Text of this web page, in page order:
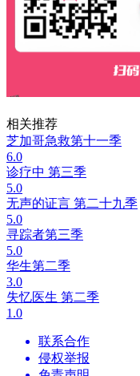
相关推荐
芝加哥急救第十一季
6.0
诊疗中 第三季
5.0
无声的证言 第二十九季
5.0
寻踪者第三季
5.0
华生第二季
3.0
失忆医生 第二季
1.0
联系合作
侵权举报